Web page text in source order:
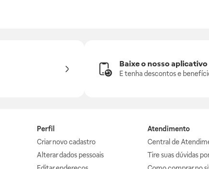
Baixe o nosso aplicativo
E tenha descontos e
Perfil
Criar novo cadastro
Alterar dados pessoais
Atendimento
Central de
Tire suas dúvidas